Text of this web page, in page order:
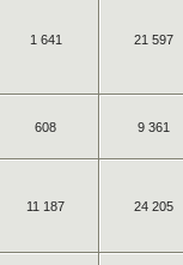
1 641 21 597
608 9 361
11 187 24 205